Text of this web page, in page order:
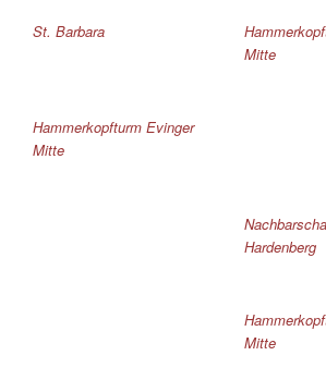
St. Barbara
Mitte
Hammerkopfturm Evinger
Mitte
Hardenberg
Mitte